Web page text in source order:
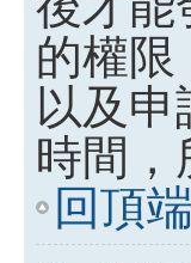
的權限
以及
時間，
回頂端